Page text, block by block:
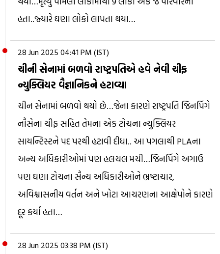
હતા..જ્યારે ઘણા લોકો લાપતા થયા…
28 Jun 2025 04:41 PM (IST)
ચીની સેનામાં બળવો રાષ્ટ્રપતિએ હવે નેવી ચીફ
ન્યુક્લિયર વૈજ્ઞાનિકને હટાવ્યા
ચીન સેનામાં બળવો થયો છે…જેના કારણે રાષ્ટ્રપતિ જિનપિંગે
નૌસેના ચીફ સહિત તેમના એક ટોચના ન્યુક્લિયર
સાયન્ટિસ્ટને પદ પરથી હટાવી દીધા.. આ પગલાથી PLAના
અન્ય અધિકારીઓમાં પણ હલચલ મચી…જિનપિંગે અગાઉ
પણ ઘણા ટોચના સૈન્ય અધિકારીઓને ભ્રષ્ટાચાર,
અવિશ્વાસનીય વર્તન અને ખોટા આચરણના આક્ષેપોને કારણે
દૂર કર્યા હતા…
28 Jun 2025 03:38 PM (IST)